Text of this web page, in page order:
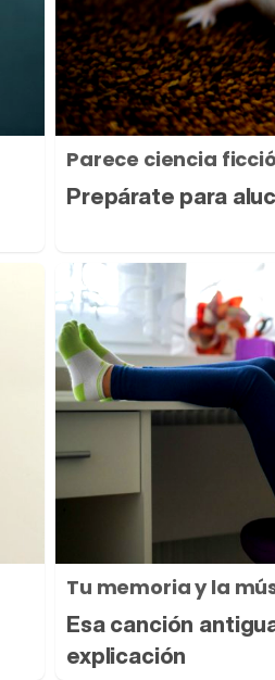
Parece ciencia
Prepárate para
Tu memoria y la
Esa canción
explicación